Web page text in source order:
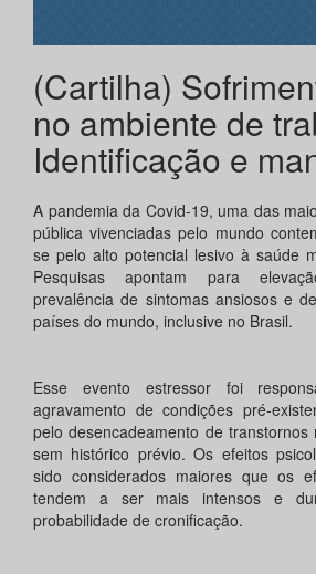
(Cartilha)
no ambiente de
Identificação e
A pandemia da Covid-19, uma das
pública vivenciadas pelo mundo
se pelo alto potencial lesivo à saúde
Pesquisas apontam para
prevalência de sintomas ansiosos e
países do mundo, inclusive no Brasil.
Esse evento estressor foi
agravamento de condições pré-
pelo desencadeamento de
sem histórico prévio. Os efeitos
sido considerados maiores que os
tendem a ser mais intensos e
probabilidade de cronificação.